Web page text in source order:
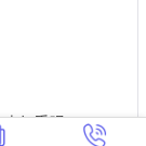
知乎吗？